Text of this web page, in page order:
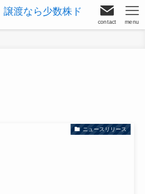
contact menu
ニュースリリース